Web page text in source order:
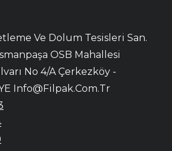
Ve Dolum Tesisleri San.
OSB Mahallesi
No 4/A Çerkezköy -
Info@filpak.com.tr